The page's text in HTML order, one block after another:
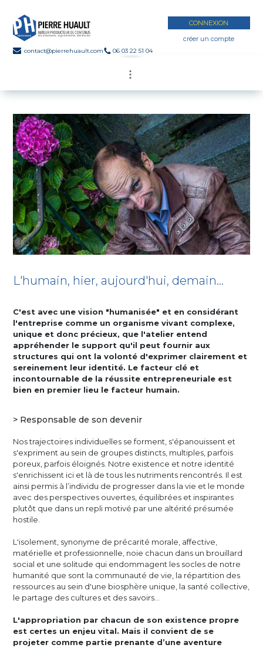
contact@pierrehuault.com 06 03 22 51 04
CONNEXION
créer un compte
L'humain, hier, aujourd'hui, demain…
C'est avec une vision "humanisée" et en considérant
l'entreprise comme un organisme vivant complexe,
unique et donc précieux, que l'atelier entend
appréhender le support qu'il peut fournir aux
structures qui ont la volonté d'exprimer clairement et
sereinement leur identité. Le facteur clé et
incontournable de la réussite entrepreneuriale est
bien en premier lieu le facteur humain.
> Responsable de son devenir
Nos trajectoires individuelles se forment, s'épanouissent et
s'expriment au sein de groupes distincts, multiples, parfois
poreux, parfois éloignés. Notre existence et notre identité
s'enrichissent ici et là de tous les nutriments rencontrés. Il est
ainsi permis à l’individu de progresser dans la vie et le monde
avec des perspectives ouvertes, équilibrées et inspirantes
plutôt que dans un repli motivé par une altérité présumée
hostile.
L'isolement, synonyme de précarité morale, affective,
matérielle et professionnelle, noie chacun dans un brouillard
social et une solitude qui endommagent les socles de notre
humanité que sont la communauté de vie, la répartition des
ressources au sein d'une biosphère unique, la santé collective,
le partage des cultures et des savoirs…
L'appropriation par chacun de son existence propre
est certes un enjeu vital. Mais il convient de se
projeter comme partie prenante d’une aventure